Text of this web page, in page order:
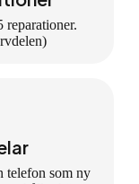
reparationer.
telefon som ny